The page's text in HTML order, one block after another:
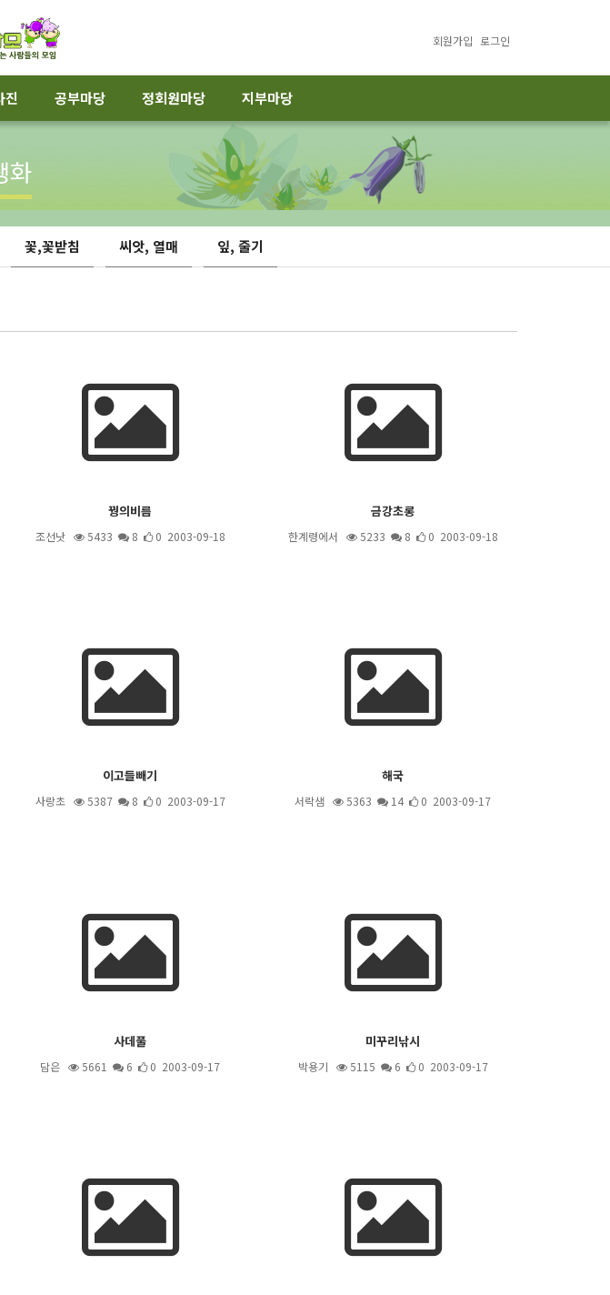
회원가입 로그인
진 공부마당 정회원마당 지부마당
화
꽃,꽃받침 씨앗, 열매 잎, 줄기
꿩의비름
조선낫 5433 8 0 2003-09-18
금강초롱
한계령에서 5233 8 0 2003-09-18
이고들빼기
사랑초 5387 8 0 2003-09-17
해국
서락샘 5363 14 0 2003-09-17
사데풀
담은 5661 6 0 2003-09-17
미꾸리낚시
박용기 5115 6 0 2003-09-17